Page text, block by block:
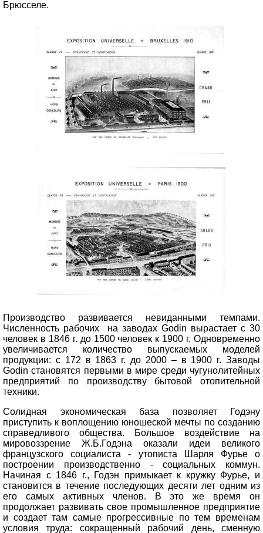
Брюсселе.
Производство развивается невиданными темпами.
Численность рабочих на заводах Godin вырастает с 30
человек в 1846 г. до 1500 человек к 1900 г. Одновременно
увеличивается количество выпускаемых моделей
продукции: с 172 в 1863 г. до 2000 – в 1900 г. Заводы
Godin становятся первыми в мире среди чугунолитейных
предприятий по производству бытовой отопительной
техники.
Солидная экономическая база позволяет Годэну
приступить к воплощению юношеской мечты по созданию
справедливого общества. Большое воздействие на
мировоззрение Ж.Б.Годэна оказали идеи великого
французского социалиста - утописта Шарля Фурье о
построении производственно - социальных коммун.
Начиная с 1846 г., Годэн примыкает к кружку Фурье, и
становится в течение последующих десяти лет одним из
его самых активных членов. В это же время он
продолжает развивать свое промышленное предприятие
и создает там самые прогрессивные по тем временам
условия труда: сокращенный рабочий день, сменную